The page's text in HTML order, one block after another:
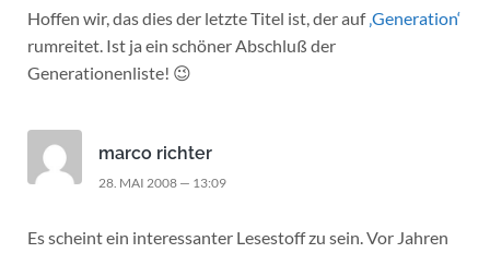
Hoffen wir, das dies der letzte Titel ist, der auf‚Generation‘
rumreitet. Ist ja ein schöner Abschluß der
Generationenliste! 😉
marco richter
28. MAI 2008 — 13:09
Es scheint ein interessanter Lesestoff zu sein. Vor Jahren